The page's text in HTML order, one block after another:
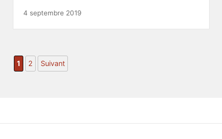
4 septembre 2019
1 2 Suivant